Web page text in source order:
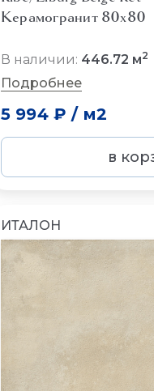
Керамогранит 80x80
В наличии: 446.72 м2
Подробнее
5 994 ₽ / м2
в
ИТАЛОН